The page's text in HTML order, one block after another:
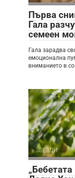
Първа
Гала
семеен
Гала зарадва
емоционална
вниманието в
ЗВЕЗДИ